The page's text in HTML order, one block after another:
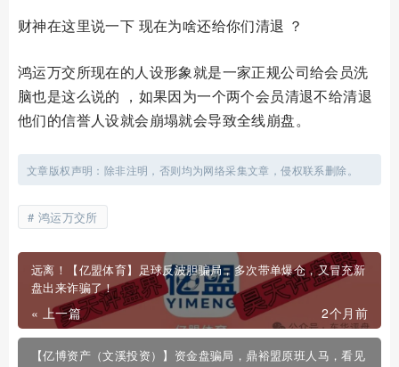
财神在这里说一下 现在为啥还给你们清退 ？
鸿运万交所现在的人设形象就是一家正规公司给会员洗
脑也是这么说的 ，如果因为一个两个会员清退不给清退
他们的信誉人设就会崩塌就会导致全线崩盘。
文章版权声明：除非注明，否则均为网络采集文章，侵权联系删除。
鸿运万交所
远离！【亿盟体育】足球反波胆骗局，多次带单爆仓，又冒充新
盘出来诈骗了！
« 上一篇 2个月前
【亿博资产（文溪投资）】资金盘骗局，鼎裕盟原班人马，看见